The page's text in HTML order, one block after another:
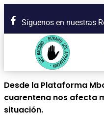
Síguenos en nuestras
Desde la Plataforma
cuarentena nos afecta
situación.